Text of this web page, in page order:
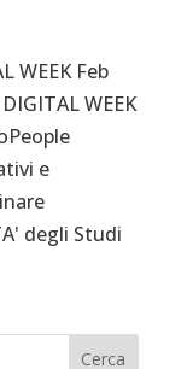
WEEK Feb
WEEK
e
degli Studi